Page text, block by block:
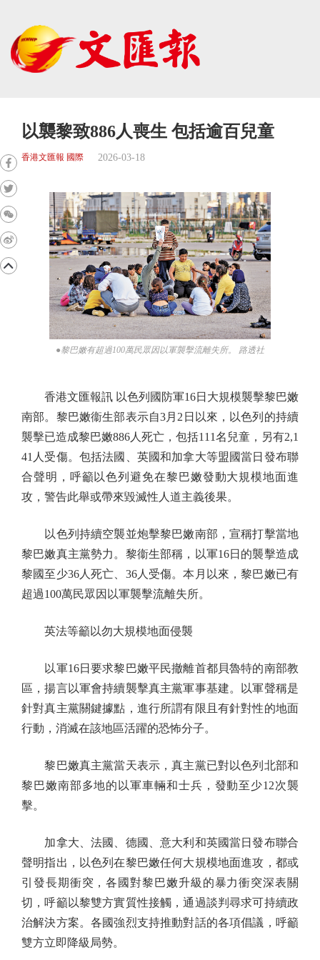
以襲黎致886人喪生 包括逾百兒童
香港文匯報 國際 2026-03-18
●黎巴嫩有超過100萬民眾因以軍襲擊流離失所。 路透社
香港文匯報訊 以色列國防軍16日大規模襲擊黎巴嫩
南部。黎巴嫩衞生部表示自3月2日以來，以色列的持續
襲擊已造成黎巴嫩886人死亡，包括111名兒童，另有2,1
41人受傷。包括法國、英國和加拿大等盟國當日發布聯
合聲明，呼籲以色列避免在黎巴嫩發動大規模地面進
攻，警告此舉或帶來毀滅性人道主義後果。
以色列持續空襲並炮擊黎巴嫩南部，宣稱打擊當地
黎巴嫩真主黨勢力。黎衞生部稱，以軍16日的襲擊造成
黎國至少36人死亡、36人受傷。本月以來，黎巴嫩已有
超過100萬民眾因以軍襲擊流離失所。
英法等籲以勿大規模地面侵襲
以軍16日要求黎巴嫩平民撤離首都貝魯特的南部教
區，揚言以軍會持續襲擊真主黨軍事基建。以軍聲稱是
針對真主黨關鍵據點，進行所謂有限且有針對性的地面
行動，消滅在該地區活躍的恐怖分子。
黎巴嫩真主黨當天表示，真主黨已對以色列北部和
黎巴嫩南部多地的以軍車輛和士兵，發動至少12次襲
擊。
加拿大、法國、德國、意大利和英國當日發布聯合
聲明指出，以色列在黎巴嫩任何大規模地面進攻，都或
引發長期衝突，各國對黎巴嫩升級的暴力衝突深表關
切，呼籲以黎雙方實質性接觸，通過談判尋求可持續政
治解決方案。各國強烈支持推動對話的各項倡議，呼籲
雙方立即降級局勢。